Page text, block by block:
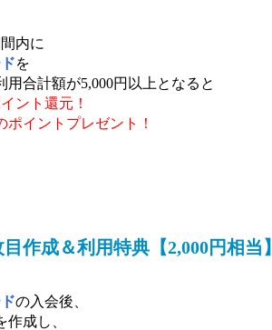
内に
を
用合計額が5,000円以上となると
ント還元！
ポイントプレゼント！
作成＆利用特典【2,000円相当】
の入会後、
成し、